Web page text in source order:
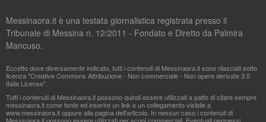
Messinaora.it è una testata giornalistica registrata presso il
Tribunale di Messina n. 12/2011 - Fondato e Diretto da Palmira
Mancuso.
Eccetto dove diversamente indicato, tutti i contenuti di Messinaora.it sono rilasciati sotto
licenza "Creative Commons Attribuzione - Non commerciale - Non opere derivate 3.0
Italia License".
Tutti i contenuti di Messinaora.it possono quindi essere utilizzati a patto di citare sempre
messinaora.it come fonte ed inserire un link o un collegamento visibile a
www.messinaora.it oppure alla pagina dell'articolo. In nessun caso i contenuti di
Messinaora.it possono essere utilizzati per scopi commerciali. Eventuali permessi